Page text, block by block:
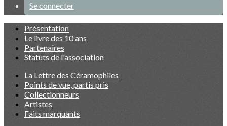
Se connecter
Présentation
Le livre des 10 ans
Partenaires
Statuts de l'association
La Lettre des Céramophiles
Points de vue, partis pris
Collectionneurs
Artistes
Faits marquants